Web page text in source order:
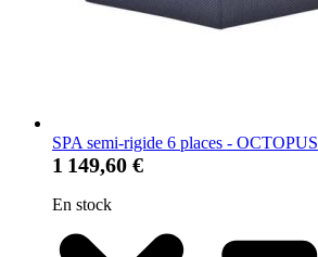
SPA semi-rigide 6 places - OCTOPUS
1 149,60 €
En stock